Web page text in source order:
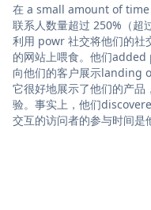
在 a small amount of
联系人数量超过 250%（
利用 powr 社交将他们的社
的网站上喂食。他们
向他们的客户展示landing
它很好地展示了他们的产品
验。事实上，他们
交互的访问者的参与时间是